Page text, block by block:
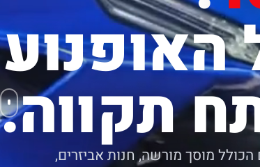
תקווה.
הכולל מוסך מורשה, חנות אביזרים,